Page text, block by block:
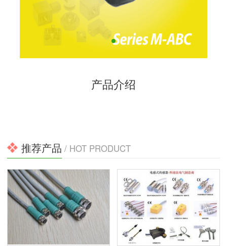
产品介绍
推荐产品 / HOT PRODUCT